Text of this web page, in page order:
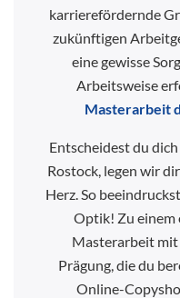
karrierefördernde
zukünftigen
eine gewisse
Arbeitsweise
Masterarbeit
Entscheidest du
Rostock, legen wir
Herz. So
Optik! Zu einem
Masterarbeit mit
Prägung, die du
Online-